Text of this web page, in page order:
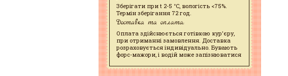
Зберігати при t 2-5 °C, вологість <75%.
Термін зберігання 72 год.
Доставка та оплата:
Оплата здійснюється готівкою кур'єру,
при отриманні замовлення. Доставка
розраховується індивідуально. Бувають
форс-мажори, і водій може запізнюватися